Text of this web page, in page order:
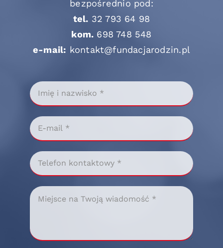
bezpośrednio pod:
tel. 32 793 64 98
kom. 698 748 548
e-mail: kontakt@fundacjarodzin.pl